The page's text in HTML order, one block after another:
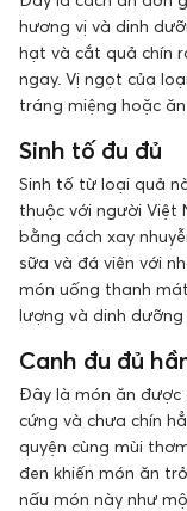
hương vị và dinh
hạt và cắt quả chín
ngay. Vị ngọt của
tráng miệng hoặc
Sinh tố đu đủ
Sinh tố từ loại quả
thuộc với người Việt
bằng cách xay
sữa và đá viên với
món uống thanh
lượng và dinh dưỡng
Canh đu đủ
Đây là món ăn được
cứng và chưa chín
quyện cùng mùi
đen khiến món ăn
nấu món này như